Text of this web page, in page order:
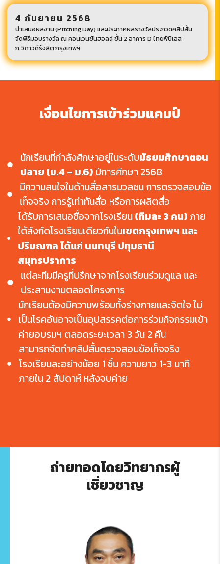
4 กันยายน 2568
นำเสนอผลงาน (Pitching Day) และประกาศผลรางวัลประกวดคลิปสั้น
จัดพิธีมอบรางวัล ณ คอนเวนชันฮอลล์ ชั้น 2 อาคาร D ไทยพีบีเอส
ถ.วิภาวดีรังสิต กรุงเทพฯ
เงื่อนไขการเข้าร่วมแคมป์
นักเรียนที่กำลังศึกษาอยู่ในระดับมัธยมศึกษาตอน
ปลาย (ม.4 – ม.6)ปีการศึกษา 2568
มีความสนใจในด้านสื่อสารมวลชน การตรวจสอบข้อ
เท็จจริง การรู้เท่าทันสื่อ หรือการผลิตสื่อ
ได้รับการเสนอชื่อจากโรงเรียน(ทีมละ 3 คน)ภาย
ใต้สังกัดโรงเรียนเดียวกันในเขตกรุงเทพฯ และ
ปริมณฑล ได้แก่ นนทบุรี ปทุมธานี
สมุทรปราการ
แต่ละทีมมีครูที่ปรึกษาจากโรงเรียนร่วมดูแล และ
ประสานงานตลอดโครงการ
นักเรียนต้องมีความพร้อมทั้งร่างกายและจิตใจ ไม่
เป็นโรคอันอาจเป็นอุปสรรคต่อการร่วมกิจกรรมเข้า
ค่ายอบรมฯ ตลอดระยะเวลา 3 วัน 2 คืน
สามารถจัดทำคลิปสั้นตรวจสอบข้อเท็จจริง
โรงเรียนละอย่างน้อย 1 ชิ้น ความยาว 1-3 นาที
ภายใน 2 สัปดาห์ หลังจบค่าย
ถ่ายทอดโดยวิทยากรผู้
เชี่ยวชาญ